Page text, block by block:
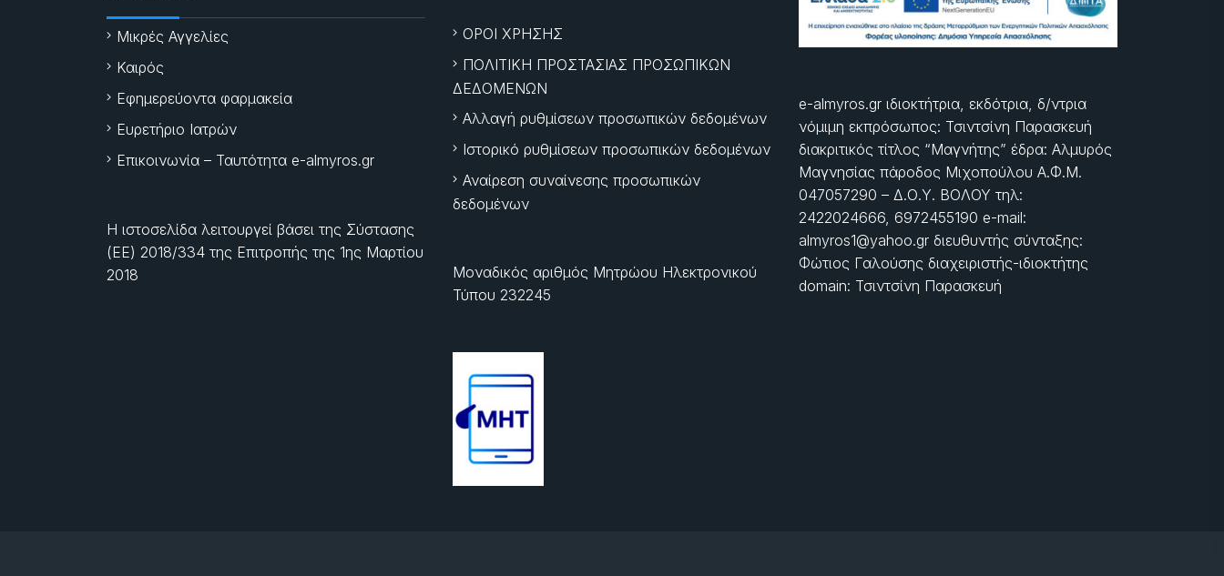
Μικρές Αγγελίες
Καιρός
Εφημερεύοντα φαρμακεία
Ευρετήριο Ιατρών
Επικοινωνία – Ταυτότητα e-almyros.gr
Η ιστοσελίδα λειτουργεί βάσει της Σύστασης
(ΕΕ) 2018/334 της Επιτροπής της 1ης Μαρτίου
2018
ΟΡΟΙ ΧΡΗΣΗΣ
ΠΟΛΙΤΙΚΗ ΠΡΟΣΤΑΣΙΑΣ ΠΡΟΣΩΠΙΚΩΝ
ΔΕΔΟΜΕΝΩΝ
Αλλαγή ρυθμίσεων προσωπικών δεδομένων
Ιστορικό ρυθμίσεων προσωπικών δεδομένων
Αναίρεση συναίνεσης προσωπικών
δεδομένων
Μοναδικός αριθμός Μητρώου Ηλεκτρονικού
Τύπου 232245
e-almyros.gr ιδιοκτήτρια, εκδότρια, δ/ντρια
νόμιμη εκπρόσωπος: Τσιντσίνη Παρασκευή
διακριτικός τίτλος “Μαγνήτης” έδρα: Αλμυρός
Μαγνησίας πάροδος Μιχοπούλου Α.Φ.Μ.
047057290 – Δ.Ο.Υ. ΒΟΛΟΥ τηλ:
2422024666, 6972455190 e-mail:
almyros1@yahoo.gr διευθυντής σύνταξης:
Φώτιος Γαλούσης διαχειριστής-ιδιοκτήτης
domain: Τσιντσίνη Παρασκευή